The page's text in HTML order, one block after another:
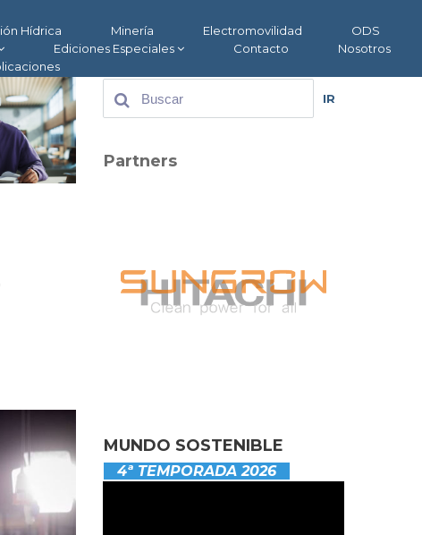
Hídrica Minería Electromovilidad
ODS
Ediciones Especiales Contacto
Nosotros
IR
Partners
MUNDO SOSTENIBLE
4ª TEMPORADA 2026